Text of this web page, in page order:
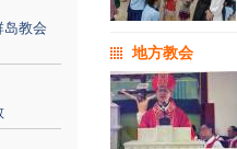
教会
地方教会